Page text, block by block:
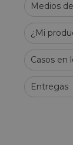
Medios
Entregas